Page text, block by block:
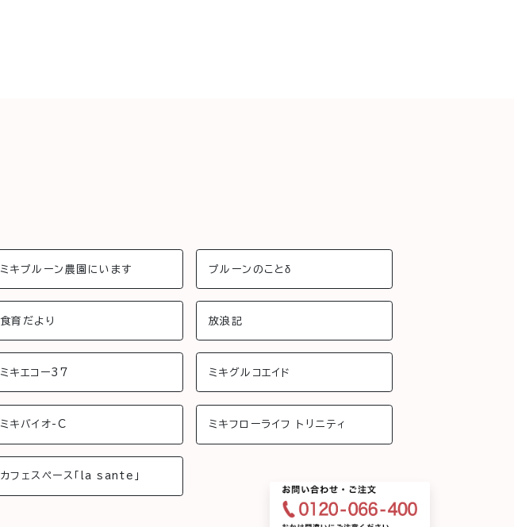
ミキプルーン農園にいます プルーンのことδ
食育だより 放浪記
ミキエコー37 ミキグルコエイド
ミキバイオ-C ミキフローライフ トリニティ
カフェスペース「la sante」